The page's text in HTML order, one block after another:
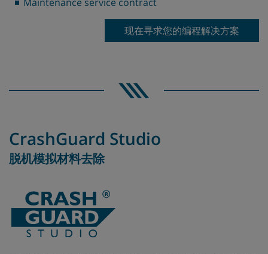
现在寻求您的编程解决方案
CrashGuard Studio
脱机模拟材料去除